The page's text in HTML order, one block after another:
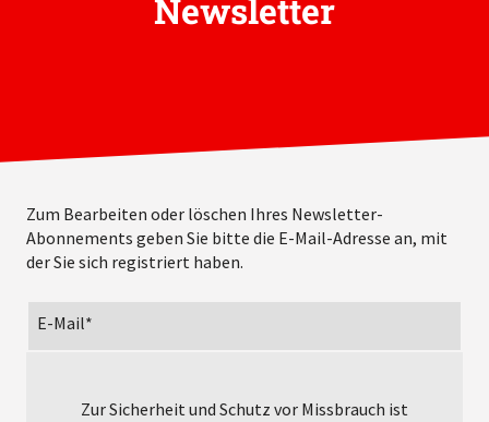
Newsletter
Zum Bearbeiten oder löschen Ihres Newsletter-
Abonnements geben Sie bitte die E-Mail-Adresse an, mit
der Sie sich registriert haben.
E-Mail*
Zur Sicherheit und Schutz vor Missbrauch ist